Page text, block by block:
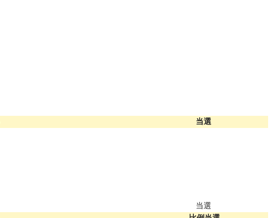
当選
当選